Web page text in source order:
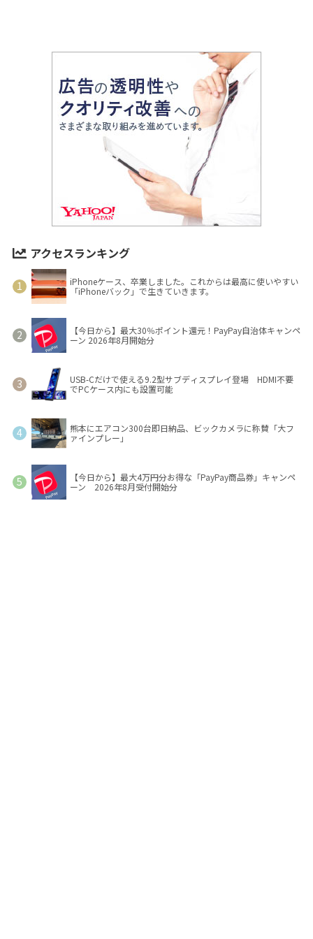
アクセスランキング
iPhoneケース、卒業しました。これからは最高に使いやすい
「iPhoneバック」で生きていきます。
【今日から】最大30％ポイント還元！PayPay自治体キャンペ
ーン 2026年8月開始分
USB-Cだけで使える9.2型サブディスプレイ登場 HDMI不要
でPCケース内にも設置可能
熊本にエアコン300台即日納品、ビックカメラに称賛「大フ
ァインプレー」
【今日から】最大4万円分お得な「PayPay商品券」キャンペ
ーン 2026年8月受付開始分